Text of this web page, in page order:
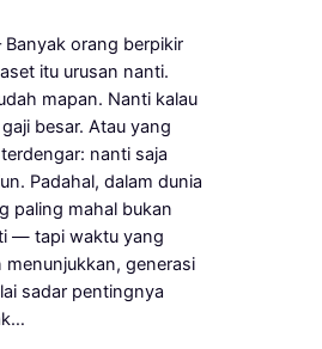
Banyak orang berpikir
itu urusan nanti.
mapan. Nanti kalau
besar. Atau yang
nanti saja
Padahal, dalam dunia
paling mahal bukan
— tapi waktu yang
menunjukkan, generasi
sadar pentingnya